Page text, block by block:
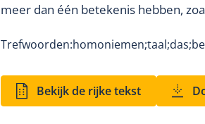
meer dan één betekenis hebben,
Trefwoorden:homoniemen;taal;das;
Bekijk de rijke tekst